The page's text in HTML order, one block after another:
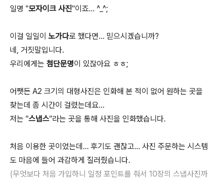
일명 "모자이크 사진"이죠... ^_^;
이걸 일일이 노가다로 했다면... 믿으시겠습니까?
네, 거짓말입니다.
우리에게는 첨단문명이 있잖아요 ㅎㅎ;
어쨋든 A2 크기의 대형사진은 인화해 본 적이 없어 원하는 곳을
찾는데 좀 시간이 걸렸는데요...
저는 "스냅스"라는 곳을 통해 사진을 인화했습니다.
처음 이용한 곳이었는데... 후기도 괜찮고... 사진 주문하는 시스템
도 마음에 들어 과감하게 질러줬습니다.
(무엇보다 처음 가입하니 일정 포인트를 줘서 10장의 스냅사진까